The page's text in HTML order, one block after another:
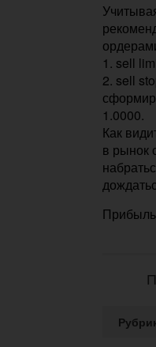
1. sell
2. sell
1.0000.
Как
в рынок